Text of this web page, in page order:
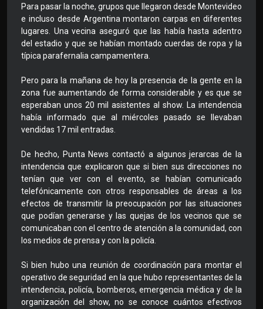
Para pasar la noche, grupos que llegaron desde Montevideo
e incluso desde Argentina montaron carpas en diferentes
lugares. Una vecina aseguró que las había hasta adentro
del estadio y que se habían montado cuerdas de ropa y la
típica parafernalia campamentera.
Pero para la mañana de hoy la presencia de la gente en la
zona fue aumentando de forma considerable y es que se
esperaban unos 20 mil asistentes al show. La intendencia
había informado que al miércoles pasado se llevaban
vendidas 17 mil entradas.
De hecho, Punta News contactó a algunos jerarcas de la
intendencia que explicaron que si bien sus direcciones no
tenían que ver con el evento, se habían comunicado
telefónicamente con otros responsables de áreas a los
efectos de transmitir la preocupación por las situaciones
que podían generarse y las quejas de los vecinos que se
comunicaban con el centro de atención a la comunidad, con
los medios de prensa y con la policía.
Si bien hubo una reunión de coordinación para montar el
operativo de seguridad en la que hubo representantes de la
intendencia, policía, bomberos, emergencia médica y de la
organización del show, no se conoce cuántos efectivos